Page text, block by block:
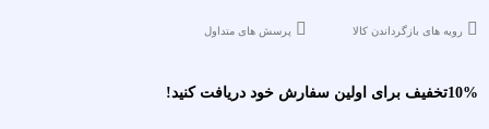
رویه های بازگرداندن کالا پرسش های متداول
10%تخفیف برای اولین سفارش خود دریافت کنید!